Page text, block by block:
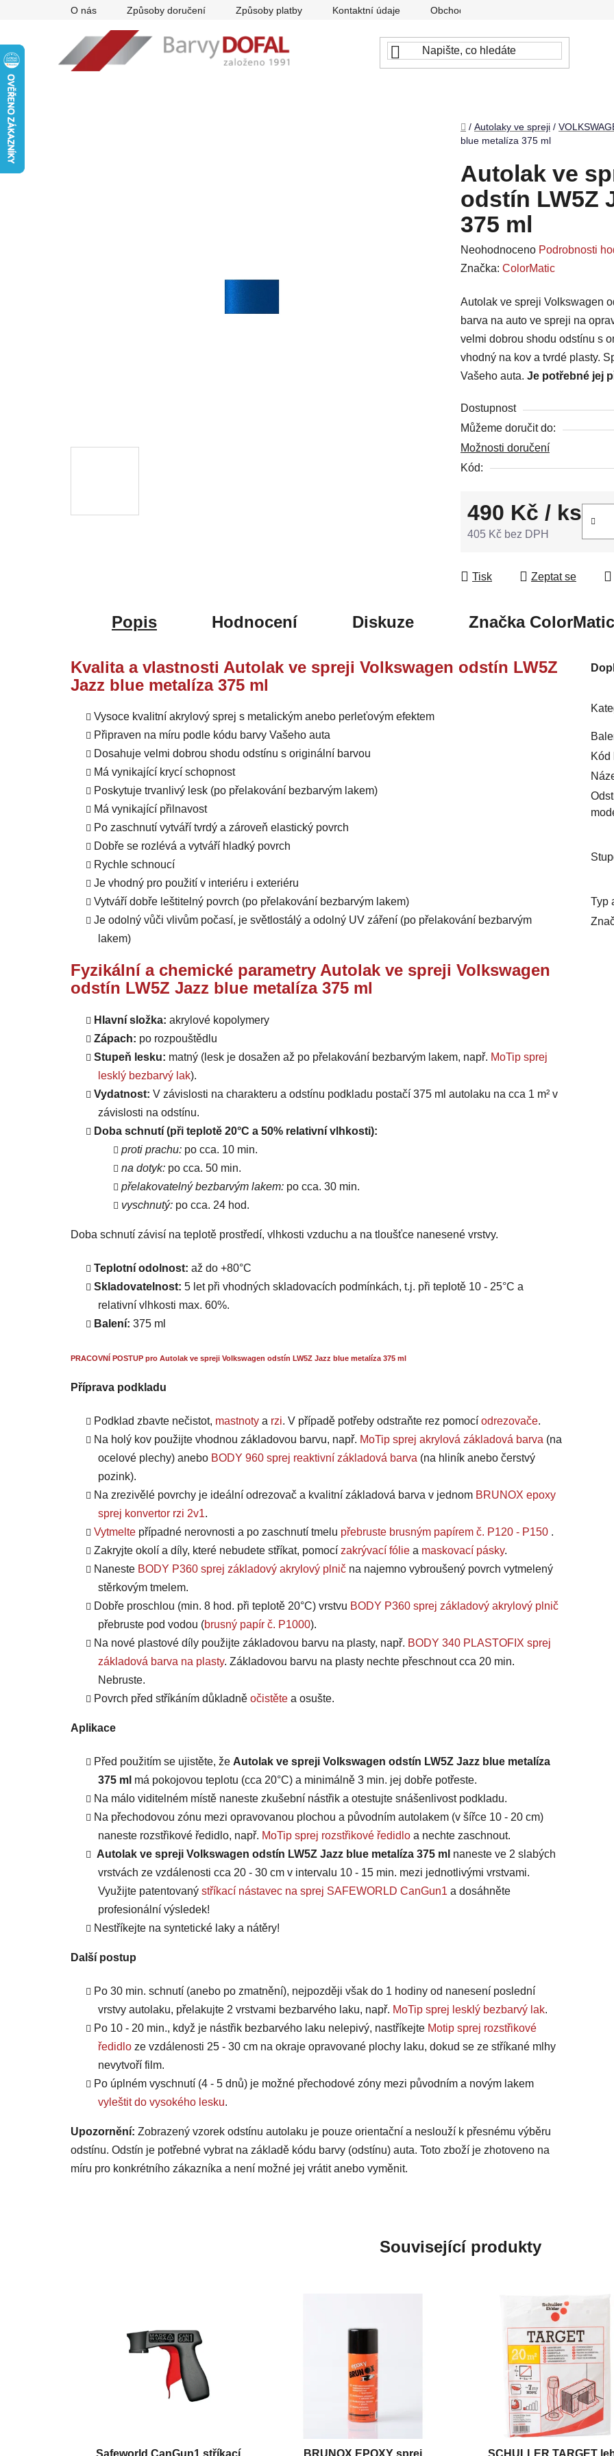
O nás Způsoby doručení Způsoby platby Kontaktní údaje Obchodní podmínky
Domů
/ Autolaky ve spreji /
blue metalíza 375 ml
Autolak ve
odstín LW5Z
375 ml
Průměrné
hodnocení
je
0,0
z
5
hvězdiček.
Neohodnoceno Podrobnosti
Značka: ColorMatic
Autolak ve spreji Volkswagen
barva na auto ve spreji na
velmi dobrou shodu odstínu s
vhodný na kov a tvrdé plasty.
Vašeho auta. Je potřebné jej
Dostupnost
Můžeme doručit do:
Možnosti doručení
Kód:
490 Kč / ks
405 Kč bez DPH
Tisk Zeptat se
Popis Hodnocení Diskuze ZnačkaColorMatic
Kvalita a vlastnosti Autolak ve spreji Volkswagen odstín LW5Z
Jazz blue metalíza 375 ml
Vysoce kvalitní akrylový sprej s metalickým anebo perleťovým efektem
Připraven na míru podle kódu barvy Vašeho auta
Dosahuje velmi dobrou shodu odstínu s originální barvou
Má vynikající krycí schopnost
Poskytuje trvanlivý lesk (po přelakování bezbarvým lakem)
Má vynikající přilnavost
Po zaschnutí vytváří tvrdý a zároveň elastický povrch
Dobře se rozlévá a vytváří hladký povrch
Rychle schnoucí
Je vhodný pro použití v interiéru i exteriéru
Vytváří dobře leštitelný povrch (po přelakování bezbarvým lakem)
Je odolný vůči vlivům počasí, je světlostálý a odolný UV záření (po přelakování bezbarvým
lakem)
Fyzikální a chemické parametry Autolak ve spreji Volkswagen
odstín LW5Z Jazz blue metalíza 375 ml
Hlavní složka: akrylové kopolymery
Zápach: po rozpouštědlu
Stupeň lesku: matný (lesk je dosažen až po přelakování bezbarvým lakem, např. MoTip sprej
lesklý bezbarvý lak).
Vydatnost: V závislosti na charakteru a odstínu podkladu postačí 375 ml autolaku na cca 1 m² v
závislosti na odstínu.
Doba schnutí (při teplotě 20°C a 50% relativní vlhkosti):
proti prachu: po cca. 10 min.
na dotyk: po cca. 50 min.
přelakovatelný bezbarvým lakem: po cca. 30 min.
vyschnutý: po cca. 24 hod.
Doba schnutí závisí na teplotě prostředí, vlhkosti vzduchu a na tloušťce nanesené vrstvy.
Teplotní odolnost: až do +80°C
Skladovatelnost: 5 let při vhodných skladovacích podmínkách, t.j. při teplotě 10 - 25°C a
relativní vlhkosti max. 60%.
Balení: 375 ml
PRACOVNÍ POSTUP pro Autolak ve spreji Volkswagen odstín LW5Z Jazz blue metalíza 375 ml
Příprava podkladu
Podklad zbavte nečistot, mastnoty a rzi. V případě potřeby odstraňte rez pomocí odrezovače.
Na holý kov použijte vhodnou základovou barvu, např. MoTip sprej akrylová základová barva (na
ocelové plechy) anebo BODY 960 sprej reaktivní základová barva (na hliník anebo čerstvý
pozink).
Na zrezivělé povrchy je ideální odrezovač a kvalitní základová barva v jednom BRUNOX epoxy
sprej konvertor rzi 2v1.
Vytmelte případné nerovnosti a po zaschnutí tmelu přebruste brusným papírem č. P120 - P150 .
Zakryjte okolí a díly, které nebudete stříkat, pomocí zakrývací fólie a maskovací pásky.
Naneste BODY P360 sprej základový akrylový plnič na najemno vybroušený povrch vytmelený
stěrkovým tmelem.
Dobře proschlou (min. 8 hod. při teplotě 20°C) vrstvu BODY P360 sprej základový akrylový plnič
přebruste pod vodou (brusný papír č. P1000).
Na nové plastové díly použijte základovou barvu na plasty, např. BODY 340 PLASTOFIX sprej
základová barva na plasty. Základovou barvu na plasty nechte přeschnout cca 20 min.
Nebruste.
Povrch před stříkáním důkladně očistěte a osušte.
Aplikace
Před použitím se ujistěte, že Autolak ve spreji Volkswagen odstín LW5Z Jazz blue metalíza
375 ml má pokojovou teplotu (cca 20°C) a minimálně 3 min. jej dobře potřeste.
Na málo viditelném místě naneste zkušební nástřik a otestujte snášenlivost podkladu.
Na přechodovou zónu mezi opravovanou plochou a původním autolakem (v šířce 10 - 20 cm)
naneste rozstřikové ředidlo, např. MoTip sprej rozstřikové ředidlo a nechte zaschnout.
Autolak ve spreji Volkswagen odstín LW5Z Jazz blue metalíza 375 ml naneste ve 2 slabých
vrstvách ze vzdálenosti cca 20 - 30 cm v intervalu 10 - 15 min. mezi jednotlivými vrstvami.
Využijte patentovaný stříkací nástavec na sprej SAFEWORLD CanGun1 a dosáhněte
profesionální výsledek!
Nestříkejte na syntetické laky a nátěry!
Další postup
Po 30 min. schnutí (anebo po zmatnění), nejpozději však do 1 hodiny od nanesení poslední
vrstvy autolaku, přelakujte 2 vrstvami bezbarvého laku, např. MoTip sprej lesklý bezbarvý lak.
Po 10 - 20 min., když je nástřik bezbarvého laku nelepivý, nastříkejte Motip sprej rozstřikové
ředidlo ze vzdálenosti 25 - 30 cm na okraje opravované plochy laku, dokud se ze stříkané mlhy
nevytvoří film.
Po úplném vyschnutí (4 - 5 dnů) je možné přechodové zóny mezi původním a novým lakem
vyleštit do vysokého lesku.
Upozornění: Zobrazený vzorek odstínu autolaku je pouze orientační a neslouží k přesnému výběru
odstínu. Odstín je potřebné vybrat na základě kódu barvy (odstínu) auta. Toto zboží je zhotoveno na
míru pro konkrétního zákazníka a není možné jej vrátit anebo vyměnit.
Kód
Typ
Související produkty